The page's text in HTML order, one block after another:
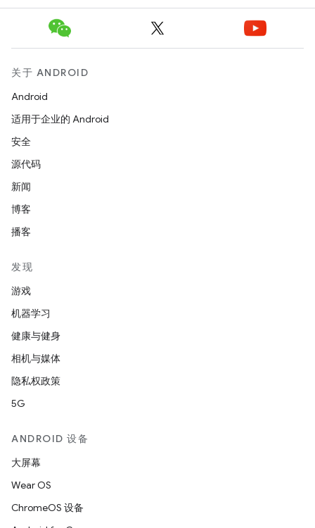
关于 ANDROID
Android
适用于企业的 Android
安全
源代码
新闻
博客
播客
发现
游戏
机器学习
健康与健身
相机与媒体
隐私权政策
5G
ANDROID 设备
大屏幕
Wear OS
ChromeOS 设备